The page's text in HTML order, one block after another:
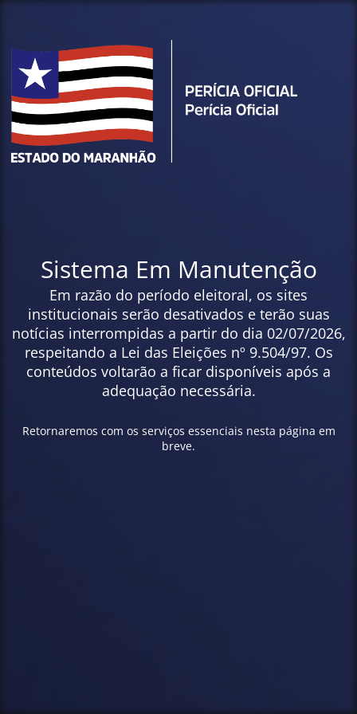
Sistema Em Manutenção
Em razão do período eleitoral, os sites
institucionais serão desativados e terão suas
notícias interrompidas a partir do dia 02/07/2026,
respeitando a Lei das Eleições nº 9.504/97. Os
conteúdos voltarão a ficar disponíveis após a
adequação necessária.
Retornaremos com os serviços essenciais nesta página em
breve.